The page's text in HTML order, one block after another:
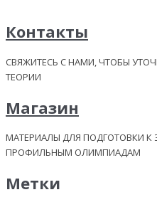
Контакты
СВЯЖИТЕСЬ С НАМИ, ЧТОБЫ
ТЕОРИИ
Магазин
МАТЕРИАЛЫ ДЛЯ ПОДГОТОВКИ К
ПРОФИЛЬНЫМ ОЛИМПИАДАМ
Метки